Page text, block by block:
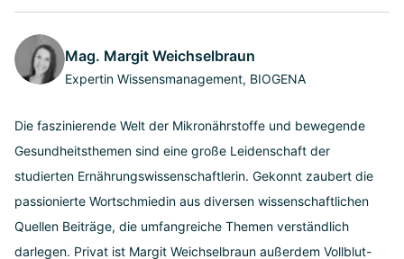
Mag. Margit Weichselbraun
Expertin Wissensmanagement, BIOGENA
Die faszinierende Welt der Mikronährstoffe und bewegende
Gesundheitsthemen sind eine große Leidenschaft der
studierten Ernährungswissenschaftlerin. Gekonnt zaubert die
passionierte Wortschmiedin aus diversen wissenschaftlichen
Quellen Beiträge, die umfangreiche Themen verständlich
darlegen. Privat ist Margit Weichselbraun außerdem Vollblut-